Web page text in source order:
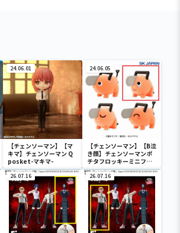
24.06.01
【チェンソーマン】【マ
キマ】チェンソーマン Q
posket-マキマ-
24.06.05
【チェンソーマン】【B泣
き顔】チェンソーマンポ
チタフロッキーミニフィ
ギュア
26.07.16 26.07.16